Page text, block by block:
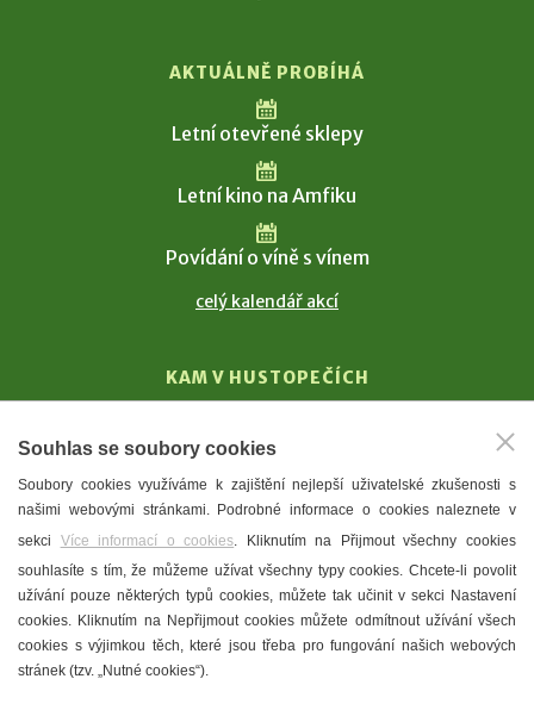
AKTUÁLNĚ PROBÍHÁ
Letní otevřené sklepy
Letní kino na Amfiku
Povídání o víně s vínem
celý kalendář akcí
KAM V HUSTOPEČÍCH
T. G. Masaryk
Mandloně
Ubytování
Restaurace
Městské muzeum a galerie
Denní meníčka
Souhlas se soubory cookies
Soubory cookies využíváme k zajištění nejlepší uživatelské zkušenosti s
našimi webovými stránkami. Podrobné informace o cookies naleznete v
sekci Více informací o cookies. Kliknutím na Přijmout všechny cookies
souhlasíte s tím, že můžeme užívat všechny typy cookies. Chcete-li povolit
užívání pouze některých typů cookies, můžete tak učinit v sekci Nastavení
cookies. Kliknutím na Nepřijmout cookies můžete odmítnout užívání všech
cookies s výjimkou těch, které jsou třeba pro fungování našich webových
stránek (tzv. „Nutné cookies“).